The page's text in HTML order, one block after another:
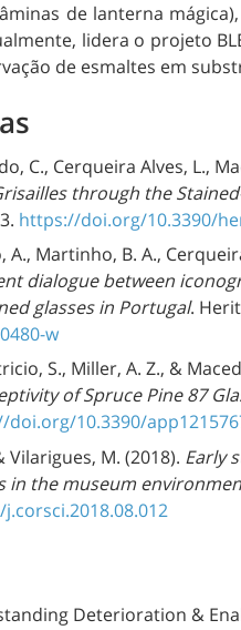
de lanterna
lidera o projeto
de esmaltes em
C., Cerqueira Alves, L.,
through the
https://doi.org/10.3390/
Martinho, B. A.,
dialogue between
glasses in Portugal.
w
S., Miller, A. Z., &
of Spruce Pine 87
doi.org/10.3390/
Vilarigues, M. (2018). Early
in the museum
Deterioration &